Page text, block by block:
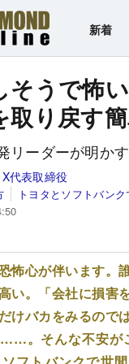
新着
そうで怖
取り戻す
リーダーが明か
代表取締役
トヨタとソフトバン
怖心が伴います。
い。「会社に損害
けバカをみるので
。そんな不安が